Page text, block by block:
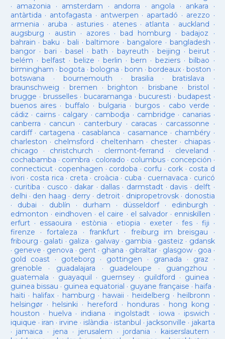
· amazonia · amsterdam · andorra · angola · ankara ·
antàrtida · antofagasta · antwerpen · apartadó · arezzo ·
armenia · aruba · asturies· atenes· atlanta · auckland ·
augsburg · austin · azores·bad homburg ·badajoz ·
bahrain ·baku · bali ·baltimore ·bangalore · bangladesh ·
bangor· bari ·basel ·bath · bayreuth ·beijing ·beirut ·
belém · belfast· belize · berlin ·bern ·beziers ·bilbao ·
birmingham · bogota · bologna ·bonn ·bordeaux ·boston ·
botswana · bournemouth ·brasilia ·bratislava ·
braunschweig · bremen ·brighton · brisbane · bristol ·
brugge · brusselles· bucaramanga · bucuresti · budapest·
buenos aires· buffalo · bulgaria · burgos· cabo verde ·
cádiz · cairns· calgary · cambodja · cambridge · canarias·
canberra · cancun · canterbury · caracas · carcassonne ·
cardiff· cartagena · casablanca · casamance · chambéry·
charleston · chelmsford · cheltenham · chester· chiapas ·
chicago · christchurch · clermont-ferrand · cleveland ·
cochabamba · coimbra · colorado · columbus· concepción ·
connecticut· copenhagen · cordoba · corfu · cork · costa d
ivori · costa rica · creta · croàcia · cuba · cuernavaca · curicó
· curitiba · cusco · dakar · dallas · darmstadt· davis · delft ·
delhi · den haag · derry· detroit· dnipropetrovsk· donostia
· dubai · dublín · durham · düsseldorf· edinburgh ·
edmonton · eindhoven · el caire · el salvador · enniskillen ·
erfurt· essaouira · estònia · etiopia · exeter· fes· fiji ·
firenze ·fortaleza · frankfurt· freiburg im breisgau ·
fribourg · galati · galiza · galway· gambia · gasteiz · gdansk
· geneve · genova · gent· ghana · gibraltar· glasgow· goa ·
gold coast · goteborg · gottingen · granada · graz ·
grenoble · guadalajara · guadeloupe · guangzhou ·
guatemala · guayaquil · guernsey· guildford · guinea ·
guinea bissau · guinea equatorial · guyane française · haifa ·
haiti · halifax · hamburg · hawaii · heidelberg · heilbronn ·
helsingør· helsinki · hereford · honduras· hong kong ·
houston · huelva · indiana · ingolstadt· iowa · ipswich ·
iquique · iran · irvine · islàndia · istanbul · jacksonville · jakarta
· jamaica · jena · jerusalem · jordania · kaiserslautern ·